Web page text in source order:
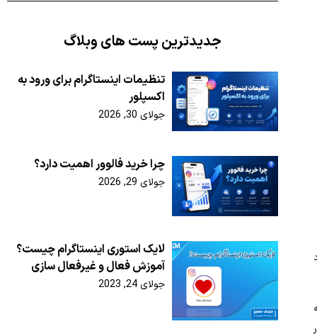
جدیدترین پست های وبلاگ
تنظیمات اینستاگرام برای ورود به
اکسپلور
جولای 30, 2026
چرا خرید فالوور اهمیت دارد؟
جولای 29, 2026
لایک استوری اینستاگرام چیست؟
آموزش فعال و غیرفعال سازی
جولای 24, 2023